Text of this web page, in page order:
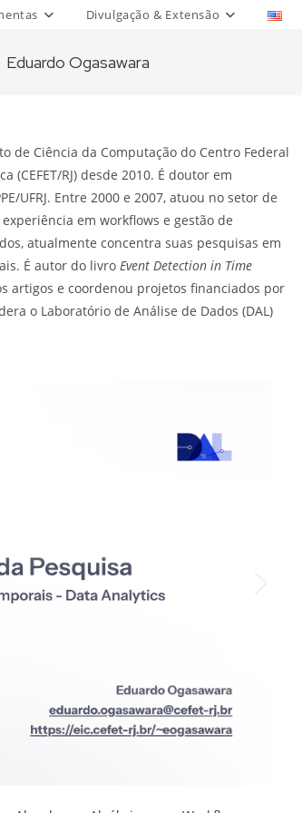
Divulgação & Extensão
Eduardo Ogasawara
de Ciência da Computação do Centro Federal
(CEFET/RJ) desde 2010. É doutor em
UFRJ. Entre 2000 e 2007, atuou no setor de
em workflows e gestão de
atualmente concentra suas pesquisas em
É autor do livro Event Detection in Time
artigos e coordenou projetos financiados por
o Laboratório de Análise de Dados (DAL)